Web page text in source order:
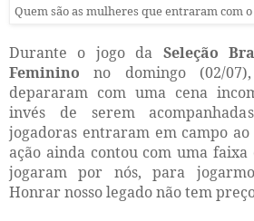
Quem são as mulheres que entraram com
Durante o jogo da Seleção
Feminino no domingo (02/
depararam com uma cena
invés de serem
jogadoras entraram em campo
ação ainda contou com uma faixa
jogaram por nós, para
Honrar nosso legado não tem